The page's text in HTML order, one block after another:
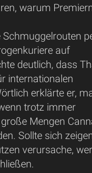
warum
auf
deutlich, dass
internationalen
erklärte er,
trotz immer
Mengen
Sollte sich
verursache,